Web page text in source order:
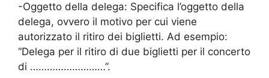
-Oggetto della delega: Specifica l’oggetto della
delega, ovvero il motivo per cui viene
autorizzato il ritiro dei biglietti. Ad esempio:
“Delega per il ritiro di due biglietti per il concerto
di ………………………”.